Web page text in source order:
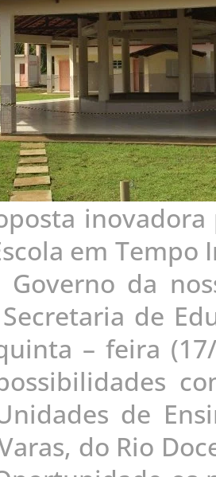
em Tempo
Governo da
de
– feira
de
do Rio